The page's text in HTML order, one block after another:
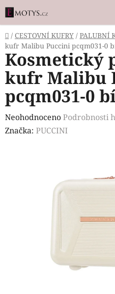
Přejít
na
obsah
Domů
/ CESTOVNÍ KUFRY / PALUBNÍ
kufr Malibu Puccini pcqm031-0
Kosmetický
kufr Malibu
pcqm031-0
Průměrné
hodnocení
NeohodnocenoPodrobnosti
Značka: PUCCINI